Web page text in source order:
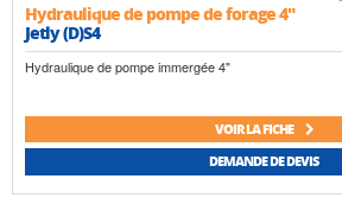
Hydraulique de pompe de forage 4"
Jetly (D)S4
Hydraulique de pompe immergée 4"
VOIR LA FICHE
DEMANDE DE DEVIS